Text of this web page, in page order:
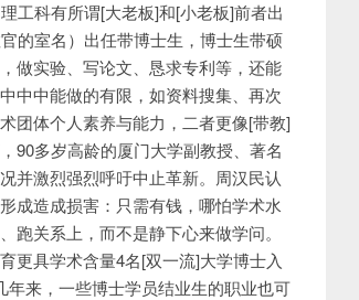
工科有所谓[大老板]和[小老板]前者出
的室名）出任带博士生，博士生带硕
做实验、写论文、恳求专利等，还能
中中能做的有限，如资料搜集、再次
团体个人素养与能力，二者更像[带教]
90多岁高龄的厦门大学副教授、著名
并激烈强烈呼吁中止革新。周汉民认
成造成损害：只需有钱，哪怕学术水
关系上，而不是静下心来做学问。
更具学术含量4名[双一流]大学博士入
来，一些博士学员结业生的职业也可